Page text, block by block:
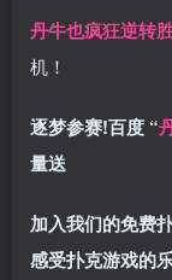
丹牛也疯狂逆转
机！
逐梦参赛!百度 “
量送
加入我们的免费
感受扑克游戏的